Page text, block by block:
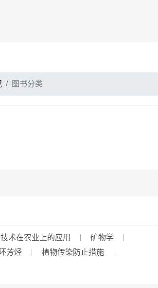
图书分类
术在农业上的应用
矿物学
芳烃
植物传染防止措施